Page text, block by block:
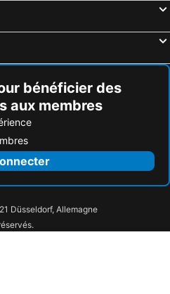
bénéficier des
aux membres
Düsseldorf, Allemagne